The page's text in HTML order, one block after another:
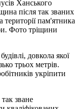
Ханського
після так званих
пам'ятника
Фото тріщини
довкола якої
трьох метрів.
укріпити
зване